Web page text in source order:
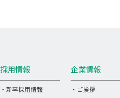
採用情報
・新卒採用情報
企業情報
・ご挨拶